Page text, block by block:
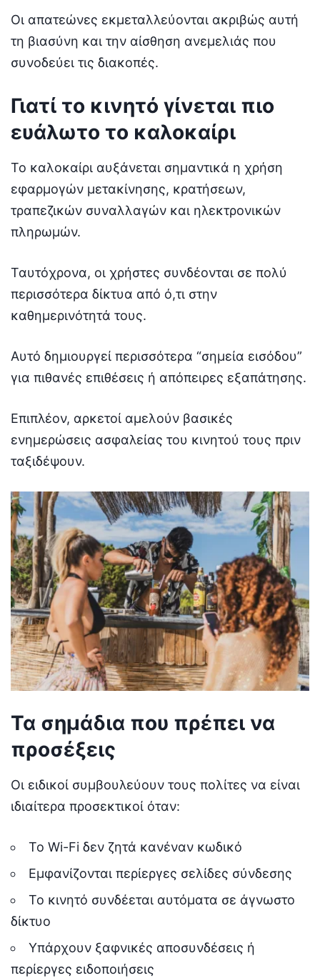
Οι απατεώνες εκμεταλλεύονται ακριβώς αυτή
τη βιασύνη και την αίσθηση ανεμελιάς που
συνοδεύει τις διακοπές.
Γιατί το κινητό γίνεται πιο
ευάλωτο το καλοκαίρι
Το καλοκαίρι αυξάνεται σημαντικά η χρήση
εφαρμογών μετακίνησης, κρατήσεων,
τραπεζικών συναλλαγών και ηλεκτρονικών
πληρωμών.
Ταυτόχρονα, οι χρήστες συνδέονται σε πολύ
περισσότερα δίκτυα από ό,τι στην
καθημερινότητά τους.
Αυτό δημιουργεί περισσότερα “σημεία εισόδου”
για πιθανές επιθέσεις ή απόπειρες εξαπάτησης.
Επιπλέον, αρκετοί αμελούν βασικές
ενημερώσεις ασφαλείας του κινητού τους πριν
ταξιδέψουν.
Τα σημάδια που πρέπει να
προσέξεις
Οι ειδικοί συμβουλεύουν τους πολίτες να είναι
ιδιαίτερα προσεκτικοί όταν:
Το Wi-Fi δεν ζητά κανέναν κωδικό
Εμφανίζονται περίεργες σελίδες σύνδεσης
Το κινητό συνδέεται αυτόματα σε άγνωστο
δίκτυο
Υπάρχουν ξαφνικές αποσυνδέσεις ή
περίεργες ειδοποιήσεις